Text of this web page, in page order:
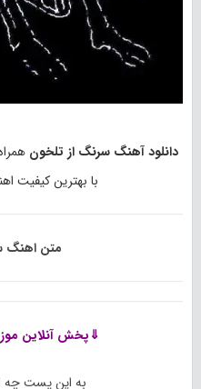
دانلود آهنگ سرنگ از تلخون
با بهترین کیفیت
متن اهنگ
⇓پخش آنلاین
به این پست چه